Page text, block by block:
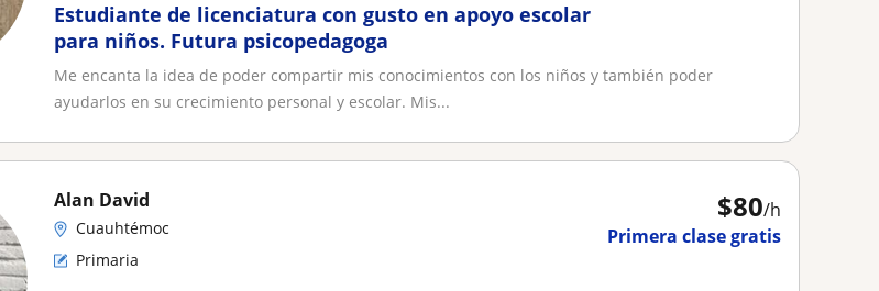
Estudiante de licenciatura con gusto en apoyo escolar
para niños. Futura psicopedagoga
Me encanta la idea de poder compartir mis conocimientos con los niños y también poder
ayudarlos en su crecimiento personal y escolar. Mis...
$80/h
Primera clase gratis
Alan David
Cuauhtémoc
Primaria